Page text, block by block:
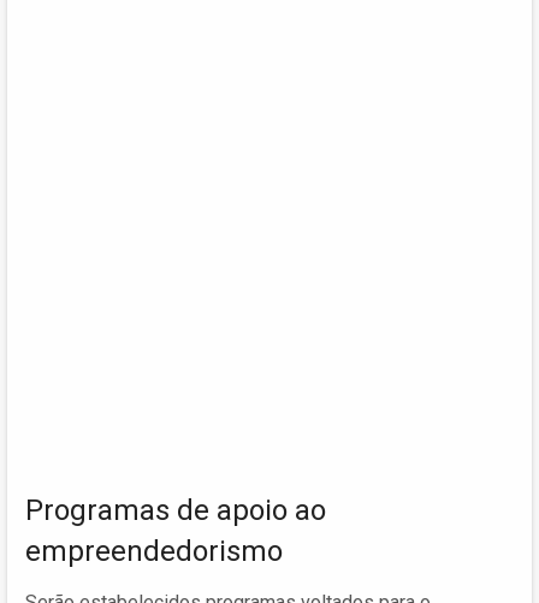
Programas de apoio ao
empreendedorismo